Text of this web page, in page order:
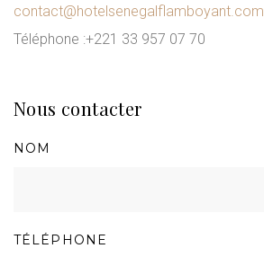
contact@hotelsenegalflamboyant.com
Téléphone :+221 33 957 07 70
Nous contacter
NOM
TÉLÉPHONE